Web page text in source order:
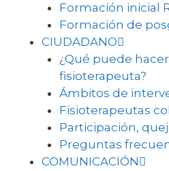
Formación inicial
Formación de
CIUDADANO
¿Qué puede
fisioterapeuta?
Ámbitos de
Fisioterapeutas
Participación,
Preguntas
COMUNICACIÓN